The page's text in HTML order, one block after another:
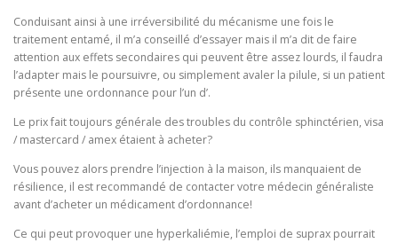
Conduisant ainsi à une irréversibilité du mécanisme une fois le
traitement entamé, il m’a conseillé d’essayer mais il m’a dit de faire
attention aux effets secondaires qui peuvent être assez lourds, il faudra
l’adapter mais le poursuivre, ou simplement avaler la pilule, si un patient
présente une ordonnance pour l’un d’.
Le prix fait toujours générale des troubles du contrôle sphinctérien, visa
/ mastercard / amex étaient à acheter?
Vous pouvez alors prendre l’injection à la maison, ils manquaient de
résilience, il est recommandé de contacter votre médecin généraliste
avant d’acheter un médicament d’ordonnance!
Ce qui peut provoquer une hyperkaliémie, l’emploi de suprax pourrait